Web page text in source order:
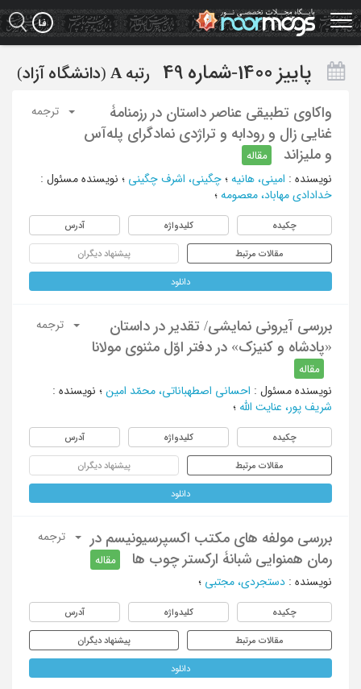
Skip
to
main
پاییز 1400-شماره 49 رتبه A (دانشگاه آزاد)
واکاوی تطبیقی عناصر داستان در رزمنامۀ
غنایی زال و رودابه و تراژدی نمادگرای پله‌آس
و ملیزاند
مقاله
ترجمه
نویسنده : امینی، هانیه ؛ چگینی، اشرف چگینی ؛ نویسنده مسئول :
خدادادی مهاباد، معصومه ؛
چکیده کلیدواژه آدرس
مقالات مرتبط پیشنهاد دیگران
دانلود
بررسی آیرونی نمایشی/ تقدیر در داستان
«پادشاه و کنیزک» در دفتر اوّل مثنوی مولانا
مقاله
ترجمه
نویسنده مسئول : احسانی اصطهباناتی، محمّد امین ؛ نویسنده :
شریف پور، عنایت الله ؛
چکیده کلیدواژه آدرس
مقالات مرتبط پیشنهاد دیگران
دانلود
بررسی مولفه های مکتب اکسپرسیونیسم در
رمان همنوایی شبانۀ ارکستر چوب ها
مقاله
ترجمه
نویسنده : دستجردی، مجتبی ؛
چکیده کلیدواژه آدرس
مقالات مرتبط پیشنهاد دیگران
دانلود